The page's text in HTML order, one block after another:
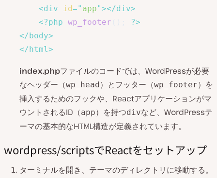
<div id=" app"></div>
<?php wp_footer
?>
</body>
</html >
index.phpファイルのコードでは、WordPressが必要
なヘッダー（wp_head）とフッター（wp_footer）を
挿入するためのフックや、Reactアプリケーションがマ
ウントされるID（app）を持つdivなど、WordPressテ
ーマの基本的なHTML構造が定義されています。
wordpress/scriptsでReactをセットアップ
ターミナルを開き、テーマのディレクトリに移動する。